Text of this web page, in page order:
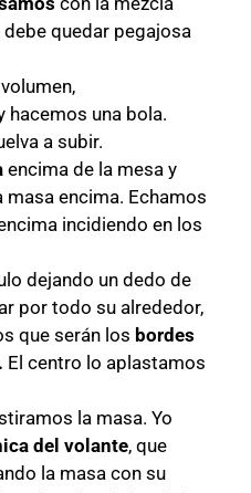
quedar pegajosa
hacemos una bola.
a subir.
encima de la mesa y
encima. Echamos
incidiendo en los
dejando un dedo de
por todo su alrededor,
que serán los bordes
El centro lo aplastamos
la masa. Yo
del volante, que
la masa con su